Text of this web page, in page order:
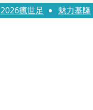
快訊
抛「雙AI」施
2026瘋世足 魅力基隆